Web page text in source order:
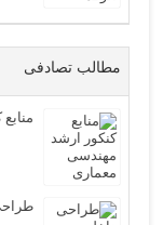
مطالب تصادفی